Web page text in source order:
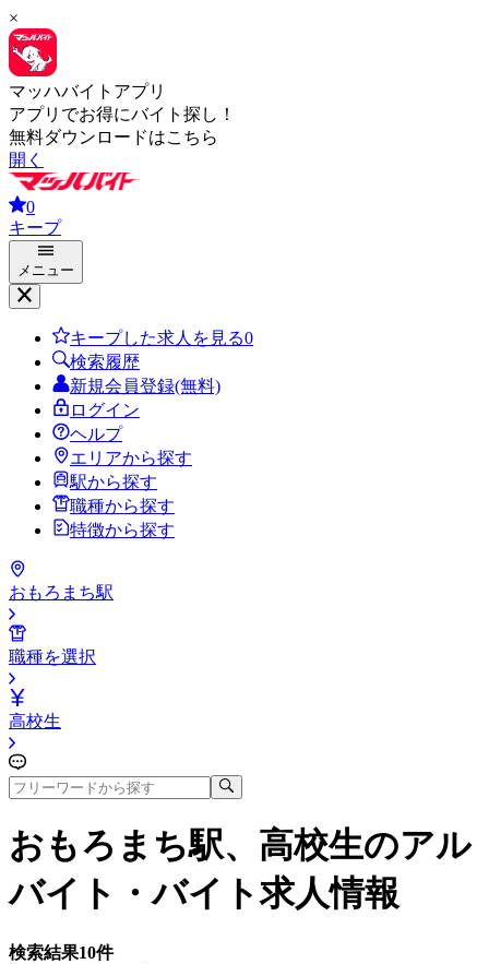
×
マッハバイトアプリ
アプリでお得にバイト探し！
無料ダウンロードはこちら
開く
0
キープ
メニュー
キープした求人を見る0
検索履歴
新規会員登録(無料)
ログイン
ヘルプ
エリアから探す
駅から探す
職種から探す
特徴から探す
おもろまち駅
職種を選択
高校生
おもろまち駅、高校生のアル
バイト・バイト求人情報
検索結果10件